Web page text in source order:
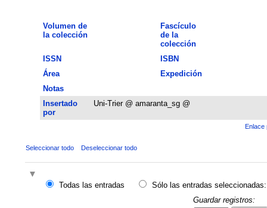
Volumen de
la colección
Fascículo
de la
colección
ISSN
ISBN
Área
Expedición
Notas
Insertado
por
Uni-Trier @ amaranta_sg @
Enlace
Seleccionar todo Deseleccionar todo
Todas las entradas
Sólo las entradas seleccionadas:
Guardar registros: